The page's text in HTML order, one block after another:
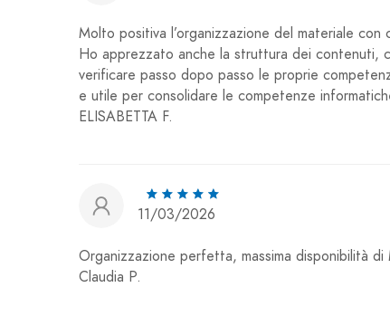
Molto positiva l’organizzazione del materiale
Ho apprezzato anche la struttura dei contenuti,
verificare passo dopo passo le proprie
e utile per consolidare le competenze
ELISABETTA F.
11/03/2026
Organizzazione perfetta, massima disponibilità
Claudia P.